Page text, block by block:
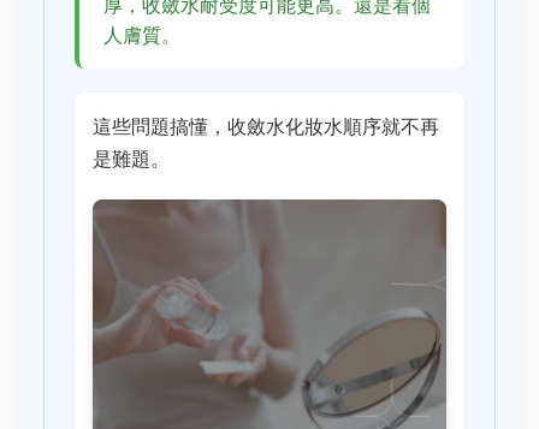
人膚質。
這些問題搞懂，收斂水化妝水順序就不再
是難題。